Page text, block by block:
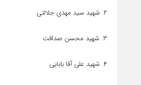
۲. شهید سید مهدی جلالتی
۳. شهید محسن صداقت
۴. شهید علی آقا بابایی